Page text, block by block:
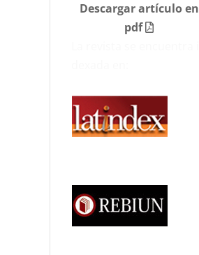
Descargar artículo en
pdf